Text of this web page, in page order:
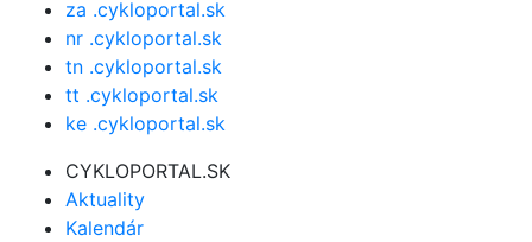
za .cykloportal.sk
nr .cykloportal.sk
tn .cykloportal.sk
tt .cykloportal.sk
ke .cykloportal.sk
CYKLOPORTAL.SK
Aktuality
Kalendár